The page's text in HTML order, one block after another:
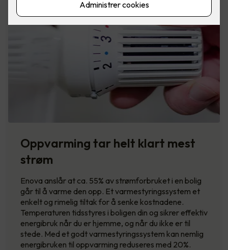
Oppvarming tar helt klart mest
strøm
Enova anslår at ca. 55% av strømforbruket i en bolig
går til å varme den opp. Et varmestyringssystem et
enkelt og rimelig tiltak for å senke kostnadene.
Temperaturen tidsstyres i boligen din og sikrer effektiv
energibruk når du er hjemme, og når du ikke er til
stede. Med et godt varmestyringssystem kan nemlig
energibruken til oppvarming reduseres med 20%.